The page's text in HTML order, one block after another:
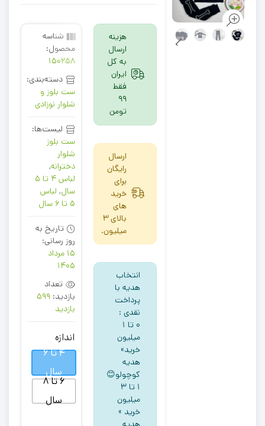
هزینه
ارسال
به کل
ایران
فقط
99
تومن
ارسال
رایگان
برای
خرید
های
بالای 3
میلیون.
انتخاب
هدیه با
پرداخت
نقدی :
۰ تا ۱
میلیون
خرید»
هدیه
کوچولو😊
۱ تا ۳
میلیون
خرید »
شناسه
محصول:
150258
دسته‌بندی:
ست بلوز و
شلوار نوزادی
لیست‌ها:
ست بلوز
شلوار
دخترانه,
لباس 4 تا 5
سال, لباس
5 تا 6 سال
تاریخ به
روز رسانی:
15 مرداد
1405
تعداد
بازدید: 599
بازدید
اندازه
4 تا 6
سال
6 تا 8
سال